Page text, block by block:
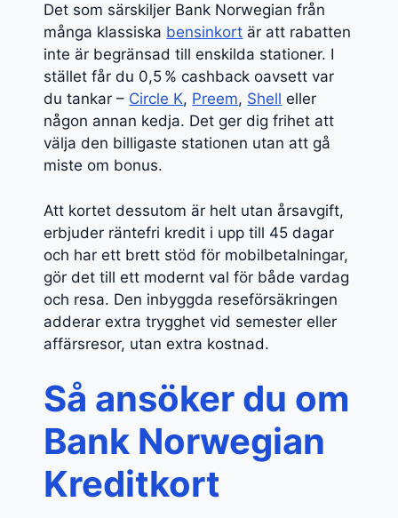
Det som särskiljer Bank Norwegian från
många klassiska bensinkort är att rabatten
inte är begränsad till enskilda stationer. I
stället får du 0,5 % cashback oavsett var
du tankar – Circle K, Preem, Shell eller
någon annan kedja. Det ger dig frihet att
välja den billigaste stationen utan att gå
miste om bonus.
Att kortet dessutom är helt utan årsavgift,
erbjuder räntefri kredit i upp till 45 dagar
och har ett brett stöd för mobilbetalningar,
gör det till ett modernt val för både vardag
och resa. Den inbyggda reseförsäkringen
adderar extra trygghet vid semester eller
affärsresor, utan extra kostnad.
Så ansöker du om
Bank Norwegian
Kreditkort